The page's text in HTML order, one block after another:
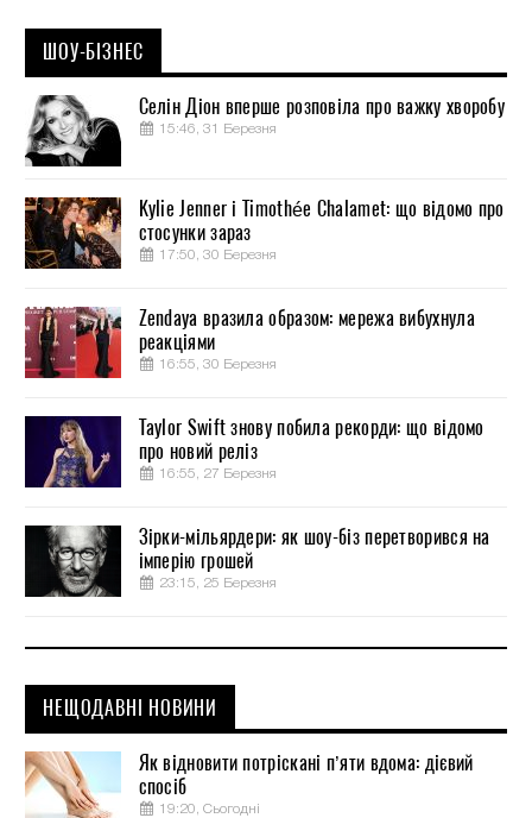
ШОУ-БІЗНЕС
Селін Діон вперше розповіла про важку хворобу
15:46, 31 Березня
Kylie Jenner і Timothée Chalamet: що відомо про
стосунки зараз
17:50, 30 Березня
Zendaya вразила образом: мережа вибухнула
реакціями
16:55, 30 Березня
Taylor Swift знову побила рекорди: що відомо
про новий реліз
16:55, 27 Березня
Зірки-мільярдери: як шоу-біз перетворився на
імперію грошей
23:15, 25 Березня
НЕЩОДАВНІ НОВИНИ
Як відновити потріскані п’яти вдома: дієвий
спосіб
19:20, Сьогодні